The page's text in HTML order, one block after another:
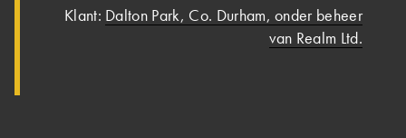
Klant: Dalton Park, Co. Durham, onder beheer
van Realm Ltd.